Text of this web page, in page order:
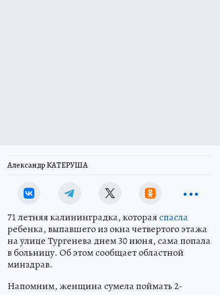
Александр КАТЕРУША
71 летняя калининградка, котораяспасла
ребенка, выпавшего из окна четвертого этажа
на улице Тургенева днем 30 июня, сама попала
в больницу. Об этом сообщает областной
минздрав.
Напомним, женщина сумела поймать 2-